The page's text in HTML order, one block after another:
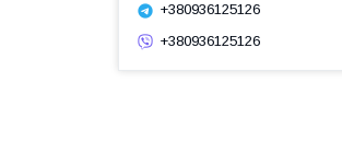
+380936125126
+380936125126